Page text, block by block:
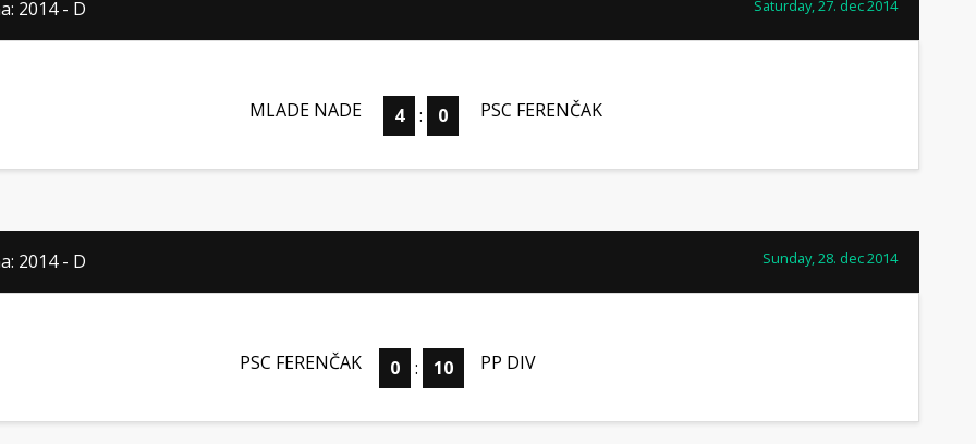
2014 - D Saturday, 27. dec 2014
MLADE NADE 4 : 0 PSC FERENČAK
2014 - D Sunday, 28. dec 2014
PSC FERENČAK 0 : 10 PP DIV